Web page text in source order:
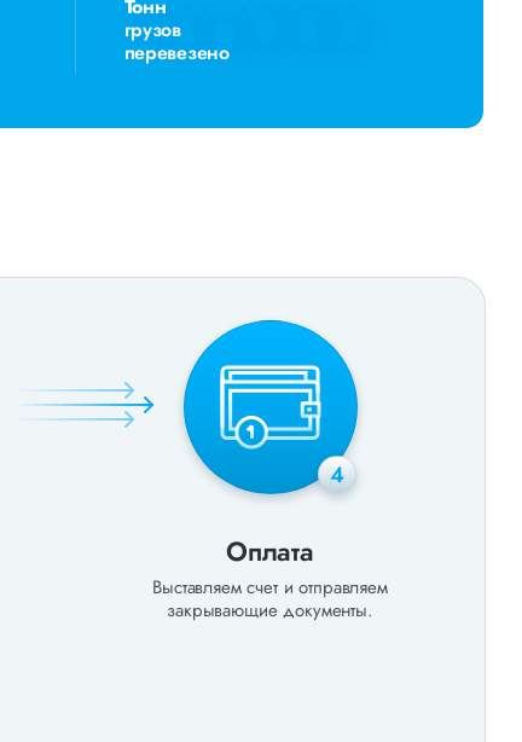
Тонн
грузов
перевезено
4
Оплата
Выставляем счет и отправляем
закрывающие документы.